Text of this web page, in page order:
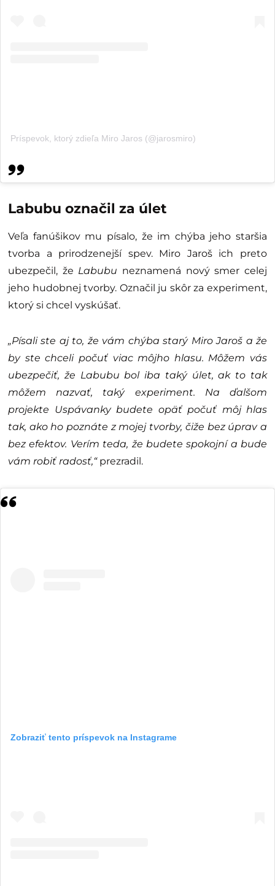
Príspevok, ktorý zdieľa Miro Jaros (@jarosmiro)
Labubu označil za úlet
Veľa fanúšikov mu písalo, že im chýba jeho staršia
tvorba a prirodzenejší spev. Miro Jaroš ich preto
ubezpečil, že Labubu neznamená nový smer celej
jeho hudobnej tvorby. Označil ju skôr za experiment,
ktorý si chcel vyskúšať.
„Písali ste aj to, že vám chýba starý Miro Jaroš a že
by ste chceli počuť viac môjho hlasu. Môžem vás
ubezpečiť, že Labubu bol iba taký úlet, ak to tak
môžem nazvať, taký experiment. Na ďalšom
projekte Uspávanky budete opäť počuť môj hlas
tak, ako ho poznáte z mojej tvorby, čiže bez úprav a
bez efektov. Verím teda, že budete spokojní a bude
vám robiť radosť,“ prezradil.
Zobraziť tento príspevok na Instagrame